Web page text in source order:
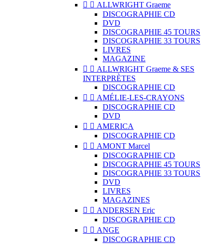
  ALLWRIGHT Graeme
DISCOGRAPHIE CD
DVD
DISCOGRAPHIE 45 TOURS
DISCOGRAPHIE 33 TOURS
LIVRES
MAGAZINE
  ALLWRIGHT Graeme & SES
INTERPRÈTES
DISCOGRAPHIE CD
  AMÉLIE-LES-CRAYONS
DISCOGRAPHIE CD
DVD
  AMERICA
DISCOGRAPHIE CD
  AMONT Marcel
DISCOGRAPHIE CD
DISCOGRAPHIE 45 TOURS
DISCOGRAPHIE 33 TOURS
DVD
LIVRES
MAGAZINES
  ANDERSEN Eric
DISCOGRAPHIE CD
  ANGE
DISCOGRAPHIE CD